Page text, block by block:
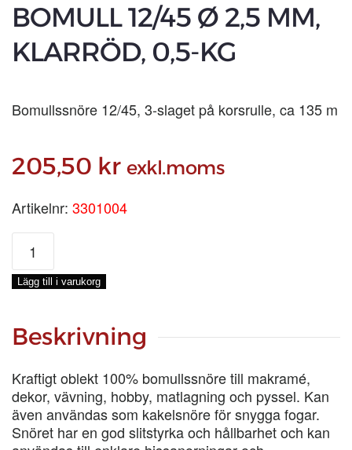
BOMULL 12/45 Ø 2,5 MM,
KLARRÖD, 0,5-KG
Bomullssnöre 12/45, 3-slaget på korsrulle, ca 135 m
205,50 kr exkl.moms
Artikelnr: 3301004
BOMULL
12/45
Ø
2,5
KLARRÖD,
0,5-
mängd
Lägg till i varukorg
Beskrivning
Kraftigt oblekt 100% bomullssnöre till makramé,
dekor, vävning, hobby, matlagning och pyssel. Kan
även användas som kakelsnöre för snygga fogar.
Snöret har en god slitstyrka och hållbarhet och kan